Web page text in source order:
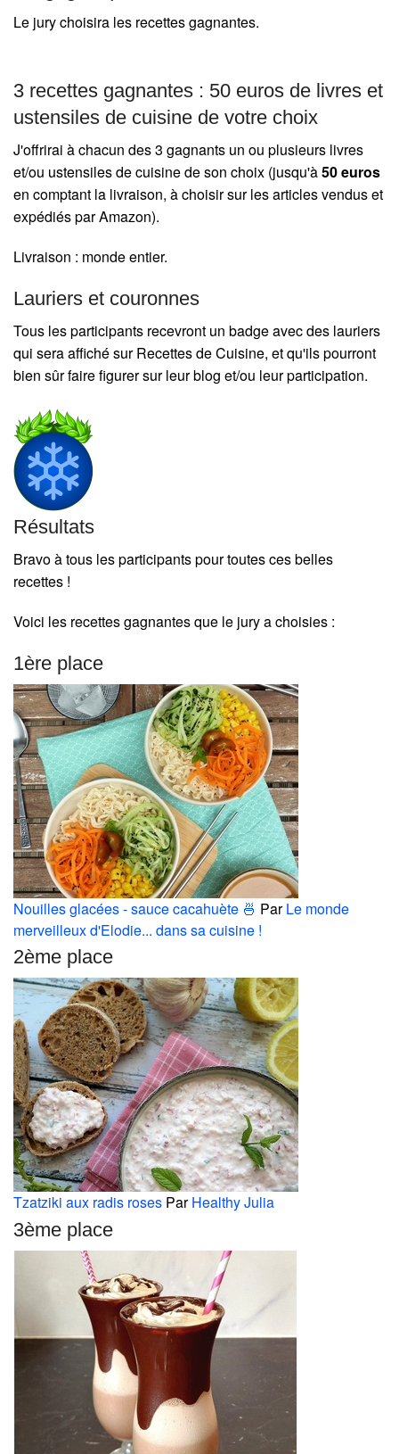
Le jury choisira les recettes gagnantes.
3 recettes gagnantes : 50 euros de livres et
ustensiles de cuisine de votre choix
J'offrirai à chacun des 3 gagnants un ou plusieurs livres
et/ou ustensiles de cuisine de son choix (jusqu'à50 euros
en comptant la livraison, à choisir sur les articles vendus et
expédiés par Amazon).
Livraison : monde entier.
Lauriers et couronnes
Tous les participants recevront un badge avec des lauriers
qui sera affiché sur Recettes de Cuisine, et qu'ils pourront
bien sûr faire figurer sur leur blog et/ou leur participation.
Résultats
Bravo à tous les participants pour toutes ces belles
recettes !
Voici les recettes gagnantes que le jury a choisies :
1ère place
Nouilles glacées - sauce cacahuète 🍜 ParLe monde
merveilleux d'Elodie... dans sa cuisine !
2ème place
Tzatziki aux radis roses ParHealthy Julia
3ème place